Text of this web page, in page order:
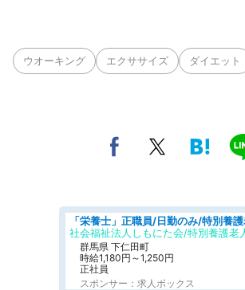
ウオーキング エクササイズ ダイエット
群馬県 下仁田町
時給1,180円～1,250円
正社員
スポンサー：求人ボックス